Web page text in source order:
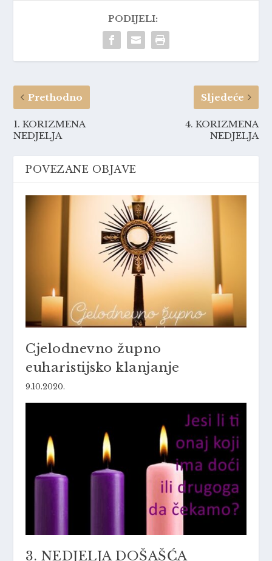
PODIJELI:
Prethodno
1. KORIZMENA
NEDJELJA
Sljedeće
4. KORIZMENA
NEDJELJA
POVEZANE OBJAVE
Cjelodnevno župno
euharistijsko klanjanje
9.10.2020.
3. NEDJELJA DOŠAŠĆA